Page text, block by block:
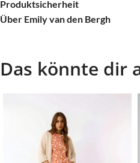
Produktsicherheit
Über Emily van den Bergh
Das könnte dir